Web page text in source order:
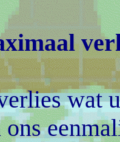
wat